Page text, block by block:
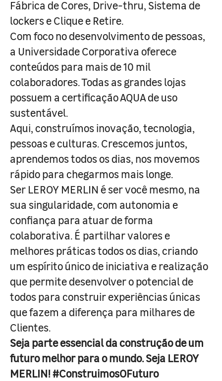
Fábrica de Cores, Drive-thru, Sistema de
lockers e Clique e Retire.
Com foco no desenvolvimento de pessoas,
a Universidade Corporativa oferece
conteúdos para mais de 10 mil
colaboradores. Todas as grandes lojas
possuem a certificação AQUA de uso
sustentável.
Aqui, construímos inovação, tecnologia,
pessoas e culturas. Crescemos juntos,
aprendemos todos os dias, nos movemos
rápido para chegarmos mais longe.
Ser LEROY MERLIN é ser você mesmo, na
sua singularidade, com autonomia e
confiança para atuar de forma
colaborativa. É partilhar valores e
melhores práticas todos os dias, criando
um espírito único de iniciativa e realização
que permite desenvolver o potencial de
todos para construir experiências únicas
que fazem a diferença para milhares de
Clientes.
Seja parte essencial da construção de um
futuro melhor para o mundo. Seja LEROY
MERLIN! #ConstruimosOFuturo